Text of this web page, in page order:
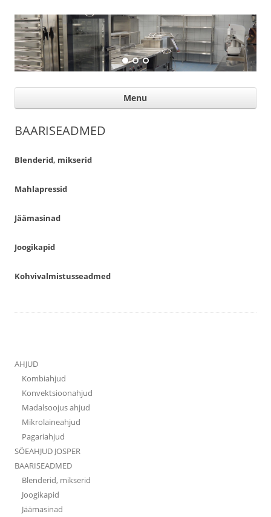
Suurköögiseadmed
Professional help for proffs
Menu
BAARISEADMED
Blenderid, mikserid
Mahlapressid
Jäämasinad
Joogikapid
Kohvivalmistusseadmed
AHJUD
Kombiahjud
Konvektsioonahjud
Madalsoojus ahjud
Mikrolaineahjud
Pagariahjud
SÖEAHJUD JOSPER
BAARISEADMED
Blenderid, mikserid
Joogikapid
Jäämasinad